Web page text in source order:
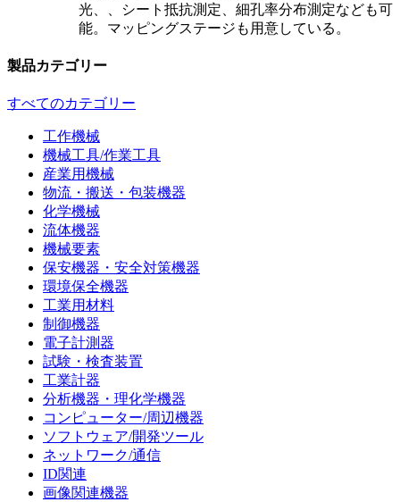
光、、シート抵抗測定、細孔率分布測定なども可
能。マッピングステージも用意している。
製品カテゴリー
すべてのカテゴリー
工作機械
機械工具/作業工具
産業用機械
物流・搬送・包装機器
化学機械
流体機器
機械要素
保安機器・安全対策機器
環境保全機器
工業用材料
制御機器
電子計測器
試験・検査装置
工業計器
分析機器・理化学機器
コンピューター/周辺機器
ソフトウェア/開発ツール
ネットワーク/通信
ID関連
画像関連機器